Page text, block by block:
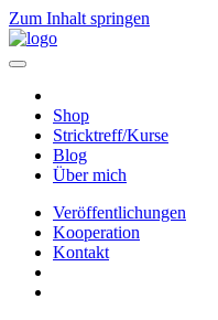
Zum Inhalt springen
Hauptnavigation
Shop
Stricktreff/Kurse
Blog
Über mich
Veröffentlichungen
Kooperation
Kontakt